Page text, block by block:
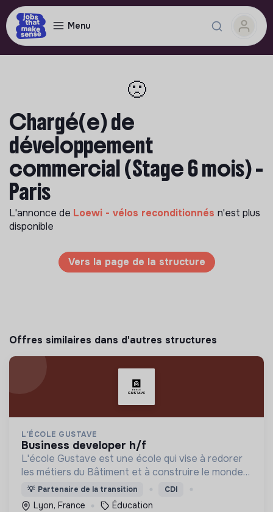
Menu
🙁
Chargé(e) de
développement
commercial (Stage 6 mois) -
Paris
L'annonce de Loewi - vélos reconditionnés n'est plus
disponible
Vers la page de la structure
Offres similaires dans d'autres structures
L'ÉCOLE GUSTAVE
business developer h/f
L'école Gustave est une école qui vise à redorer
les métiers du Bâtiment et à construire le monde
de demain. Notre ESS recrute ses apprenants en
fonction de leur motivation et non de leur diplôme.
💡 Partenaire de la transition CDI
Lyon, France Éducation